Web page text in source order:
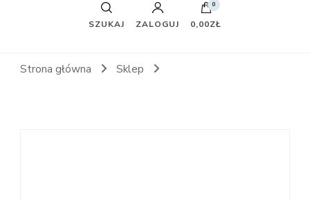
SZUKAJ ZALOGUJ
0
0,00ZŁ
Strona główna Sklep